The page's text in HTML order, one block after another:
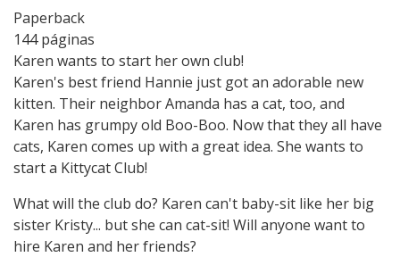
Paperback
144 páginas
Karen wants to start her own club!
Karen's best friend Hannie just got an adorable new
kitten. Their neighbor Amanda has a cat, too, and
Karen has grumpy old Boo-Boo. Now that they all have
cats, Karen comes up with a great idea. She wants to
start a Kittycat Club!
What will the club do? Karen can't baby-sit like her big
sister Kristy... but she can cat-sit! Will anyone want to
hire Karen and her friends?